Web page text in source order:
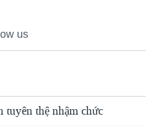
us
tuyên thệ nhậm chức